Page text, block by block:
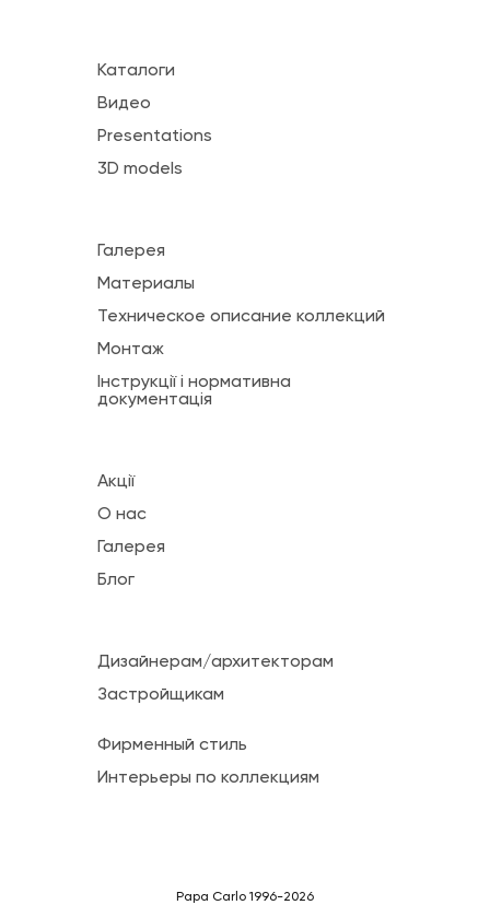
Каталоги
Видео
Presentations
3D models
Галерея
Материалы
Техническое описание коллекций
Монтаж
Інструкції і нормативна
документація
Акції
О нас
Галерея
Блог
Дизайнерам/архитекторам
Застройщикам
Фирменный стиль
Интерьеры по коллекциям
Papa Carlo 1996-2026